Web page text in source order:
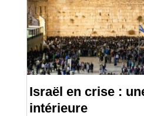
Israël en crise :
intérieure